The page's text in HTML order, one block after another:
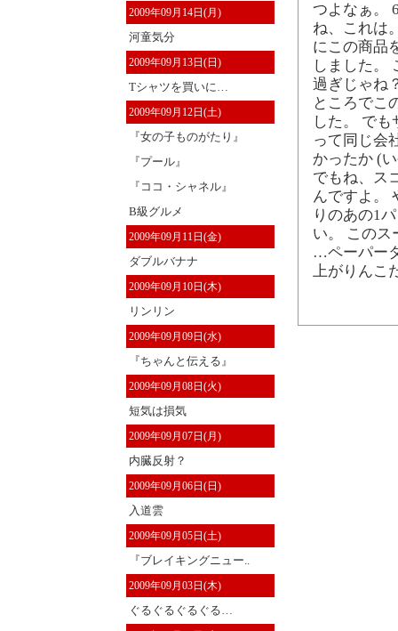
2009年09月14日(月)
河童気分
2009年09月13日(日)
Tシャツを買いに…
2009年09月12日(土)
『女の子ものがたり』
『プール』
『ココ・シャネル』
B級グルメ
2009年09月11日(金)
ダブルバナナ
2009年09月10日(木)
リンリン
2009年09月09日(水)
『ちゃんと伝える』
2009年09月08日(火)
短気は損気
2009年09月07日(月)
内臓反射？
2009年09月06日(日)
入道雲
2009年09月05日(土)
『ブレイキングニュー..
2009年09月03日(木)
ぐるぐるぐるぐる…
つよなぁ。
ね、これは
にこの商品
しました。
過ぎじゃね
ところでこ
した。 で
って同じ会
かったか (
でもね、ス
んですよ。
りのあの1
い。 このス
…ペーパー
上がりんこ